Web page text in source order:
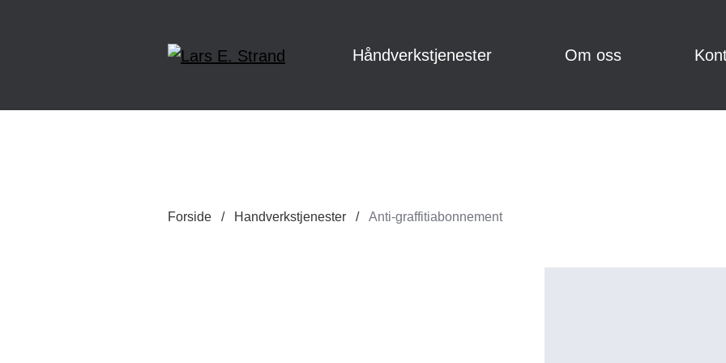
Håndverkstjenester Om oss
Forside / Handverkstjenester / Anti-graffitiabonnement